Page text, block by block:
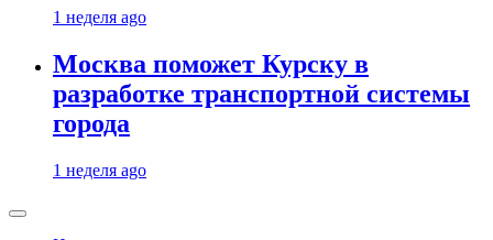
1 неделя ago
Москва поможет Курску в
разработке транспортной системы
города
1 неделя ago